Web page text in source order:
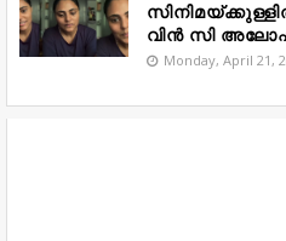
വിൻ സി
Monday, April 21,